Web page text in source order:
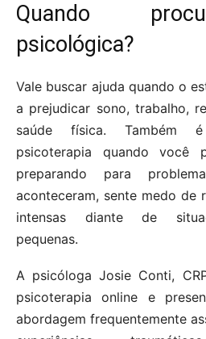
Quando
psicológica?
Vale buscar ajuda quando o
a prejudicar sono, trabalho,
saúde física. Também
psicoterapia quando você
preparando para
aconteceram, sente medo de
intensas diante de
pequenas.
A psicóloga Josie Conti,
psicoterapia online e
abordagem frequentemente